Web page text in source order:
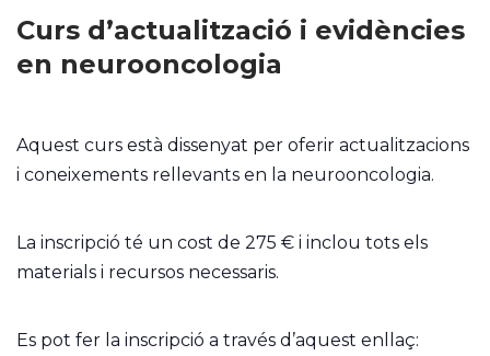
Curs d’actualització i evidències
en neurooncologia
Aquest curs està dissenyat per oferir actualitzacions
i coneixements rellevants en la neurooncologia.
La inscripció té un cost de 275 € i inclou tots els
materials i recursos necessaris.
Es pot fer la inscripció a través d’aquest enllaç: